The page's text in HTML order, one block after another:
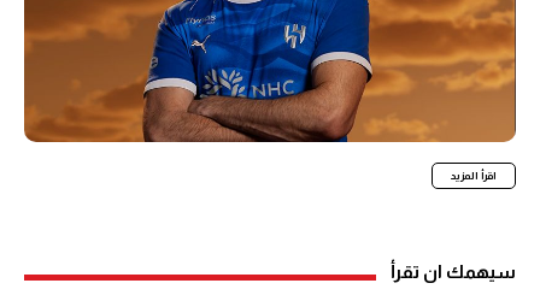
اقرأ المزيد
سيهمك ان تقرأ